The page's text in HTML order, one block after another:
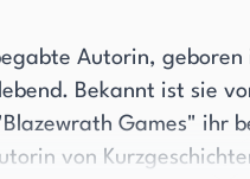
Autorin, geboren
Bekannt ist sie
Games" ihr
von